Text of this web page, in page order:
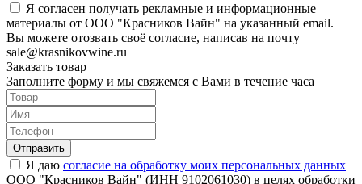
Я согласен получать рекламные и информационные
материалы от ООО "Красников Вайн" на указанный email.
Вы можете отозвать своё согласие, написав на почту
sale@krasnikovwine.ru
Заказать товар
Заполните форму и мы свяжемся с Вами в течение часа
Отправить
Я даю согласие на обработку моих персональных данных
ООО "Красников Вайн" (ИНН 9102061030) в целях обработки